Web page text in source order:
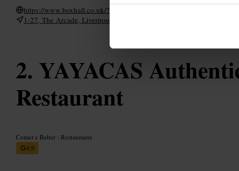
https://www.boxhall.co.uk/
1-27, The Arcade, Liverpool St, London EC2M 7PN, UK
YAYACAS
Restaurant
Comer e Beber • Restaurante
4,9